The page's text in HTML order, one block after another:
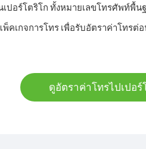
ปอร์โตริโก ทั้งหมายเลขโทรศัพท์พื้น
คเกจการโทร เพื่อรับอัตราค่าโทรต่
ดูอัตราค่าโทรไปเปอร์